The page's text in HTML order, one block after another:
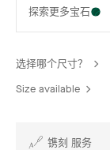
探索更多宝石
选择哪个尺寸？
Size available
镌刻 服务